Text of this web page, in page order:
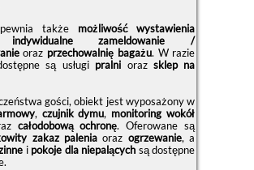
także możliwość wystawienia
indywidualne zameldowanie /
oraz przechowalnię bagażu. W razie
są usługi pralni oraz sklep na
gości, obiekt jest wyposażony w
, czujnik dymu, monitoring wokół
całodobową ochronę. Oferowane są
zakaz palenia oraz ogrzewanie, a
i pokoje dla niepalących są dostępne